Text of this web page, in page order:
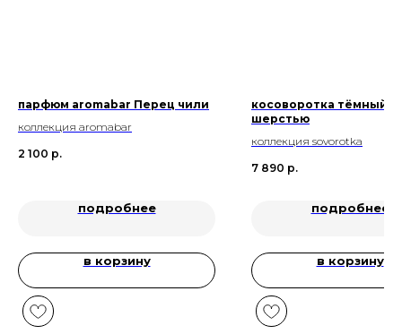
парфюм aromabar Перец чили
коллекция aromabar
2 100 р.
подробнее
в корзину
косоворотка тёмный
шерстью
коллекция sovorotka
7 890 р.
подробнее
в корзину